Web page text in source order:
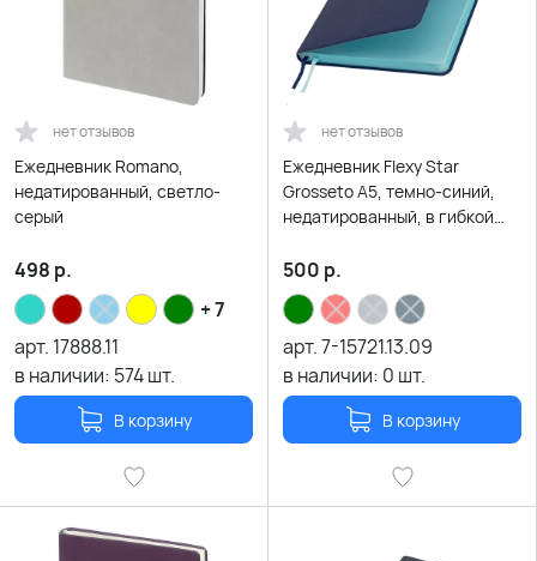
нет отзывов
Ежедневник Romano,
недатированный, светло-
серый
498 р.
+ 7
арт. 17888.11
в наличии: 574шт.
В корзину
нет отзывов
Ежедневник Flexy Star
Grosseto А5, темно-синий,
недатированный, в гибкой
500 р.
арт.7-15721.13.09
в наличии: 0 шт.
В корзину